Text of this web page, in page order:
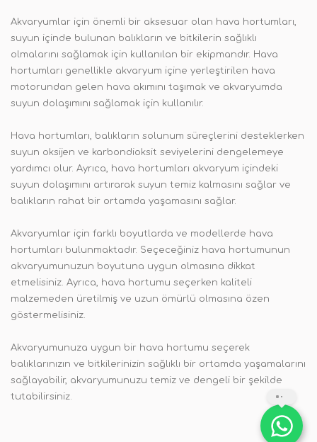
Akvaryumlar için önemli bir aksesuar olan hava hortumları,
suyun içinde bulunan balıkların ve bitkilerin sağlıklı
olmalarını sağlamak için kullanılan bir ekipmandır. Hava
hortumları genellikle akvaryum içine yerleştirilen hava
motorundan gelen hava akımını taşımak ve akvaryumda
suyun dolaşımını sağlamak için kullanılır.
Hava hortumları, balıkların solunum süreçlerini desteklerken
suyun oksijen ve karbondioksit seviyelerini dengelemeye
yardımcı olur. Ayrıca, hava hortumları akvaryum içindeki
suyun dolaşımını artırarak suyun temiz kalmasını sağlar ve
balıkların rahat bir ortamda yaşamasını sağlar.
Akvaryumlar için farklı boyutlarda ve modellerde hava
hortumları bulunmaktadır. Seçeceğiniz hava hortumunun
akvaryumunuzun boyutuna uygun olmasına dikkat
etmelisiniz. Ayrıca, hava hortumu seçerken kaliteli
malzemeden üretilmiş ve uzun ömürlü olmasına özen
göstermelisiniz.
Akvaryumunuza uygun bir hava hortumu seçerek
balıklarınızın ve bitkilerinizin sağlıklı bir ortamda yaşamalarını
sağlayabilir, akvaryumunuzu temiz ve dengeli bir şekilde
tutabilirsiniz.